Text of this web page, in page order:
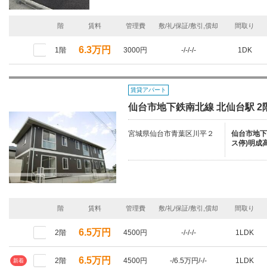
階 賃料 管理費 敷/礼/保証/敷引,償却 間取り
1階 6.3万円 3000円 -/-/-/- 1DK
賃貸アパート
仙台市地下鉄南北線 北仙台駅 2
宮城県仙台市青葉区川平２
仙台市地
ス停)明成
階 賃料 管理費 敷/礼/保証/敷引,償却 間取り
2階 6.5万円 4500円 -/-/-/- 1LDK
新着 2階 6.5万円 4500円 -/6.5万円/-/- 1LDK